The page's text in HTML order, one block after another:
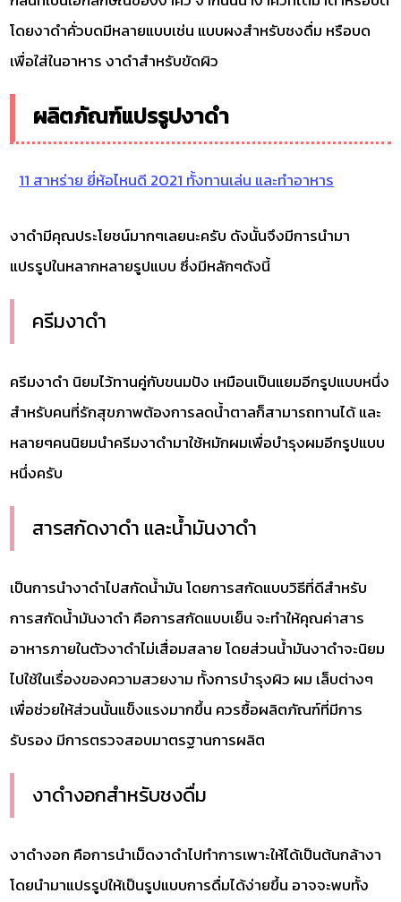
โดยงาดำคั่วบดมีหลายแบบเช่น แบบผงสำหรับชงดื่ม หรือบด
เพื่อใส่ในอาหาร งาดำสำหรับขัดผิว
ผลิตภัณฑ์แปรรูปงาดำ
11 สาหร่าย ยี่ห้อไหนดี 2021 ทั้งทานเล่น และทำอาหาร
งาดำมีคุณประโยชน์มากๆเลยนะครับ ดังนั้นจึงมีการนำมา
แปรรูปในหลากหลายรูปแบบ ซึ่งมีหลักๆดังนี้
ครีมงาดำ
ครีมงาดำ นิยมไว้ทานคู่กับขนมปัง เหมือนเป็นแยมอีกรูปแบบหนึ่ง
สำหรับคนที่รักสุขภาพต้องการลดน้ำตาลก็สามารถทานได้ และ
หลายๆคนนิยมนำครีมงาดำมาใช้หมักผมเพื่อบำรุงผมอีกรูปแบบ
หนึ่งครับ
สารสกัดงาดำ และน้ำมันงาดำ
เป็นการนำงาดำไปสกัดน้ำมัน โดยการสกัดแบบวิธีที่ดีสำหรับ
การสกัดน้ำมันงาดำ คือการสกัดแบบเย็น จะทำให้คุณค่าสาร
อาหารภายในตัวงาดำไม่เสื่อมสลาย โดยส่วนน้ำมันงาดำจะนิยม
ไปใช้ในเรื่องของความสวยงาม ทั้งการบำรุงผิว ผม เล็บต่างๆ
เพื่อช่วยให้ส่วนนั้นแข็งแรงมากขึ้น ควรซื้อผลิตภัณฑ์ที่มีการ
รับรอง มีการตรวจสอบมาตรฐานการผลิต
งาดำงอกสำหรับชงดื่ม
งาดำงอก คือการนำเม็ดงาดำไปทำการเพาะให้ได้เป็นต้นกล้างา
โดยนำมาแปรรูปให้เป็นรูปแบบการดื่มได้ง่ายขึ้น อาจจะพบทั้ง